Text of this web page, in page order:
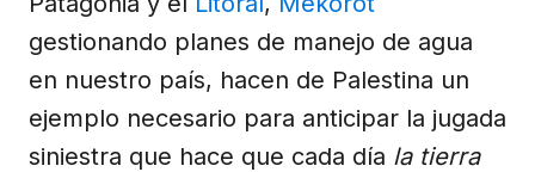
gestionando planes de manejo de agua
en nuestro país, hacen de Palestina un
ejemplo necesario para anticipar la jugada
siniestra que hace que cada día la tierra